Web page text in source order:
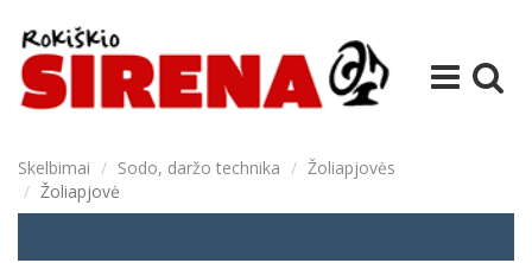
Skelbimai Sodo, daržo technika
Žoliapjovės
Žoliapjovė